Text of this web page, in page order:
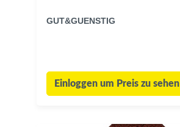
GUT&GUENSTIG
Einloggen um Preis zu sehen